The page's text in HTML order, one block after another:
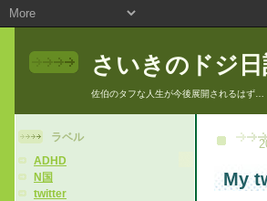
さいきのドジ日
佐伯のタフな人生が今後展開されるはず…
ラベル
ADHD
N国
twitter
My